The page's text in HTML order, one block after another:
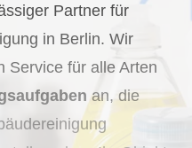
Partner für
in Berlin. Wir
Service für alle Arten
an, die